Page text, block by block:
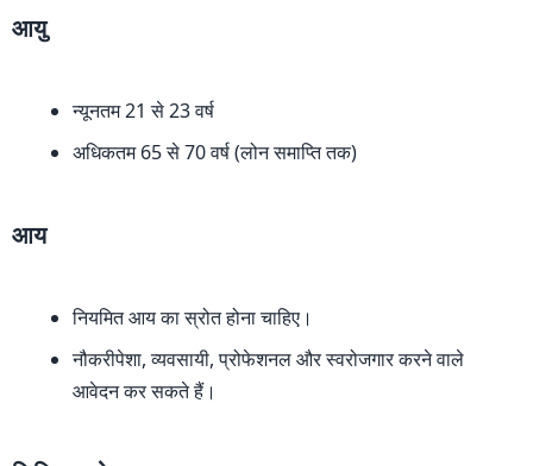
आयु
न्यूनतम 21 से 23 वर्ष
अधिकतम 65 से 70 वर्ष (लोन समाप्ति तक)
आय
नियमित आय का स्रोत होना चाहिए।
नौकरीपेशा, व्यवसायी, प्रोफेशनल और स्वरोजगार करने वाले
आवेदन कर सकते हैं।